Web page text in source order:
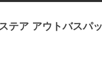
テア アウトバス